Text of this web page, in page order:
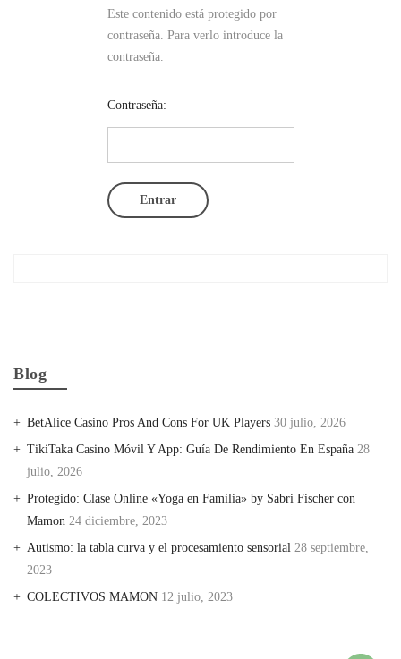
Este contenido está protegido por
contraseña. Para verlo introduce la
contraseña.
Contraseña:
Blog
BetAlice Casino Pros And Cons For UK Players 30 julio, 2026
TikiTaka Casino Móvil Y App: Guía De Rendimiento En España 28
julio, 2026
Protegido: Clase Online «Yoga en Familia» by Sabri Fischer con
Mamon 24 diciembre, 2023
Autismo: la tabla curva y el procesamiento sensorial 28 septiembre,
2023
COLECTIVOS MAMON 12 julio, 2023